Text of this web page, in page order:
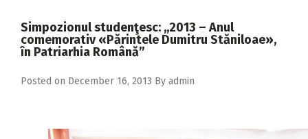
2017
2016
2015
Simpozionul studenţesc: ,,2013 – Anul
comemorativ «Părintele Dumitru Stăniloae»,
în Patriarhia Română”
Posted on December 16, 2013 By admin